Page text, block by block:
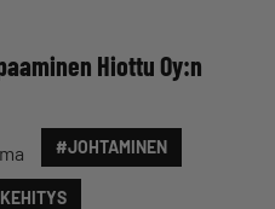
Hiottu Oy:n
#JOHTAMINEN